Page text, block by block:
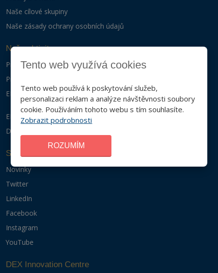
Naše cílové skupiny
Naše zásady ochrany osobních údajů
Naše aktivity
Projekty
Programy
EIT Health
EIT InnoEnergy
DEX IC v médiích
Sledujte nás
Novinky
Twitter
LinkedIn
Facebook
Instagram
YouTube
DEX Innovation Centre
Tento web využívá cookies
Tento web používá k poskytování služeb,
personalizaci reklam a analýze návštěvnosti soubory
cookie. Používáním tohoto webu s tím souhlasíte.
Zobrazit podrobnosti
ROZUMÍM